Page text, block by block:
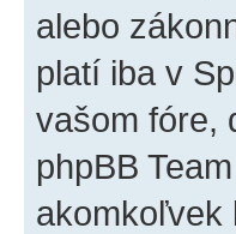
alebo
platí iba v
vašom fóre,
phpBB
akomkoľvek